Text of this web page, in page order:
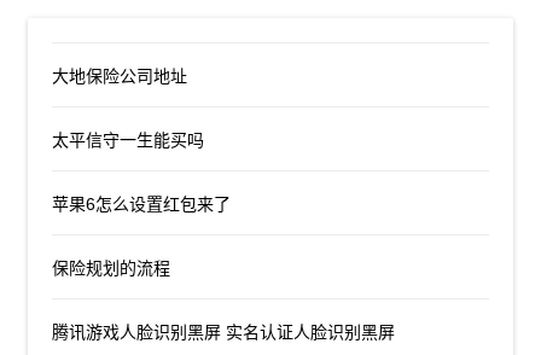
大地保险公司地址
太平信守一生能买吗
苹果6怎么设置红包来了
保险规划的流程
腾讯游戏人脸识别黑屏 实名认证人脸识别黑屏